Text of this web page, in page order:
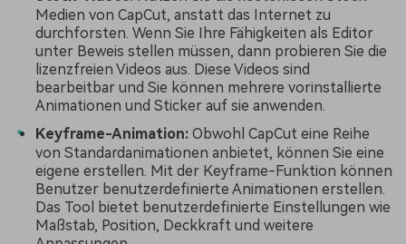
Medien von CapCut, anstatt das Internet zu
durchforsten. Wenn Sie Ihre Fähigkeiten als Editor
unter Beweis stellen müssen, dann probieren Sie die
lizenzfreien Videos aus. Diese Videos sind
bearbeitbar und Sie können mehrere vorinstallierte
Animationen und Sticker auf sie anwenden.
Keyframe-Animation: Obwohl CapCut eine Reihe
von Standardanimationen anbietet, können Sie eine
eigene erstellen. Mit der Keyframe-Funktion können
Benutzer benutzerdefinierte Animationen erstellen.
Das Tool bietet benutzerdefinierte Einstellungen wie
Maßstab, Position, Deckkraft und weitere